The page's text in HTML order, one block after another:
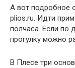
А вот подробное
plios.ru. Идти
полчаса. Если по
прогулку можно
В Плесе три